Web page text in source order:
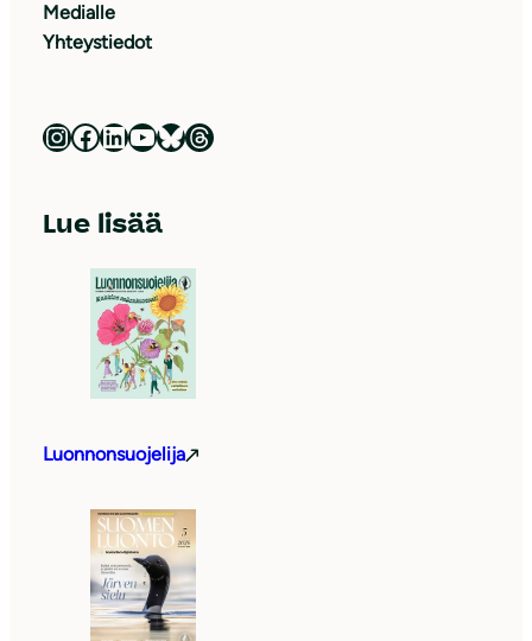
Medialle
Yhteystiedot
Luonnonsuojeluliitto Instagramissa Luonnonsuojeluliitto Facebookissa Luonnonsuojeluliitto LinkedInissä Luonnonsuojeluliiton YouTube-kanava Luonnonsuojeluliitto Blueskyssa Luonnonsuojeluliitto Threadsissa
Lue lisää
Luonnonsuojelija